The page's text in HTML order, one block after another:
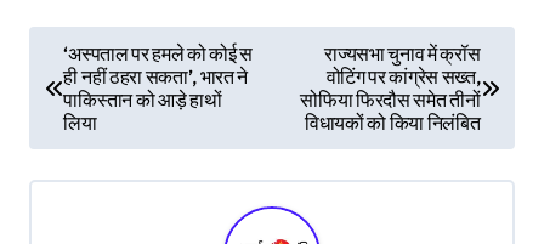
‘अस्पताल पर हमले को कोई स
ही नहीं ठहरा सकता’, भारत ने
पाकिस्तान को आड़े हाथों
लिया
राज्यसभा चुनाव में क्रॉस
वोटिंग पर कांग्रेस सख्त,
सोफिया फिरदौस समेत तीनों
विधायकों को किया निलंबित